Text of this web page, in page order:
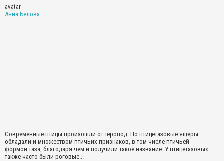
Анна Белова
Современные птицы произошли от теропод. Но птицетазовые ящеры
обладали и множеством птичьих признаков, в том числе птичьей
формой таза, благодаря чем и получили такое название. У птицетазовых
также часто были роговые...